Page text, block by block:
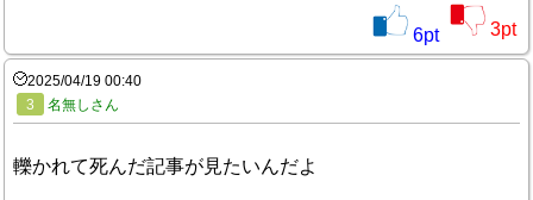
6pt 3pt
2025/04/19 00:40
3
名無しさん
轢かれて死んだ記事が見たいんだよ